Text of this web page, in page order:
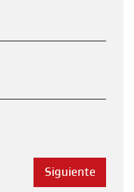
Siguiente